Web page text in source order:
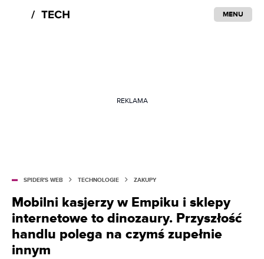
MENU
REKLAMA
SPIDER'S WEB TECHNOLOGIE ZAKUPY
Mobilni kasjerzy w Empiku i sklepy
internetowe to dinozaury. Przyszłość
handlu polega na czymś zupełnie
innym